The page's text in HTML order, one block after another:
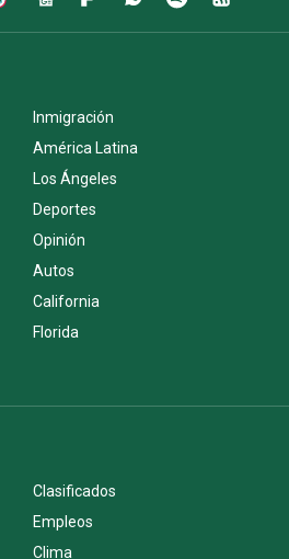
Inmigración
América Latina
Los Ángeles
Deportes
Opinión
Autos
California
Florida
Clasificados
Empleos
Clima